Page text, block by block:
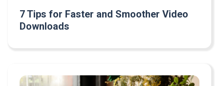
7 Tips for Faster and Smoother Video
Downloads